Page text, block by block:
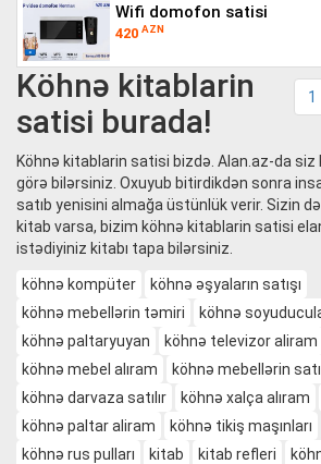
wifi domofon satisi
420 AZN
1
Köhnə kitablarin
satisi burada!
Köhnə kitablarin satisi bizdə. Alan.az-da siz
görə bilərsiniz. Oxuyub bitirdikdən sonra
satıb yenisini almağa üstünlük verir. Sizin də
kitab varsa, bizim köhnə kitablarin satisi
istədiyiniz kitabı tapa bilərsiniz.
köhnə kompüter
köhnə əşyaların satışı
köhnə mebellərin təmiri
köhnə
köhnə paltaryuyan
köhnə televizor aliram
köhnə mebel alıram
köhnə mebellərin
köhnə darvaza satılır
köhnə xalça alıram
köhnə paltar aliram
köhnə tikiş maşınları
köhnə rus pulları
kitab kitab refleri